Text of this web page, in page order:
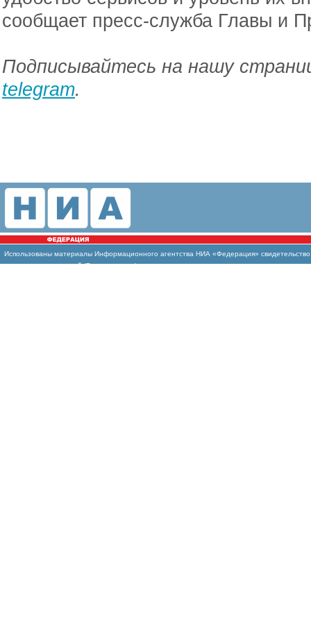
сообщает пресс-служба Главы и
Подписывайтесь на нашу
telegram.
Использованы материалы Информационного агентства НИА «Федерация»
массовых коммуникаций (Роскомнадзор)